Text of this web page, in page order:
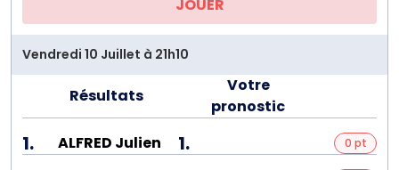
JOUER
Vendredi 10 Juillet à 21h10
Résultats
Votre
pronostic
1. ALFRED Julien 1. 0 pt